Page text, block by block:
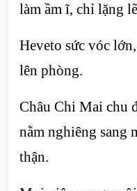
làm ầm ĩ, chỉ lặng
Heveto sức vóc
lên phòng.
Châu Chi Mai chu
nằm nghiêng sang
thận.